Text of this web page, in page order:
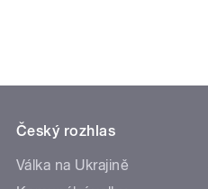
Český rozhlas
Válka na Ukrajině